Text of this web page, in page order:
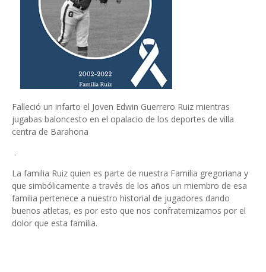
Falleció un infarto el Joven Edwin Guerrero Ruiz mientras
jugabas baloncesto en el opalacio de los deportes de villa
centra de Barahona
.
La familia Ruiz quien es parte de nuestra Familia gregoriana y
que simbólicamente a través de los años un miembro de esa
familia pertenece a nuestro historial de jugadores dando
buenos atletas, es por esto que nos confraternizamos por el
dolor que esta familia.